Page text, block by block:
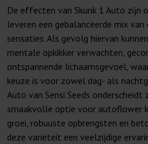
De effecten van Skunk 1 Auto zijn
leveren een gebalanceerde mix
sensaties. Als gevolg hiervan
mentale opkikker verwachten,
ontspannende lichaamsgevoel,
keuze is voor zowel dag- als
Auto van Sensi Seeds
smaakvolle optie voor autoflower
groei, robuuste opbrengsten en
deze variëteit een veelzijdige